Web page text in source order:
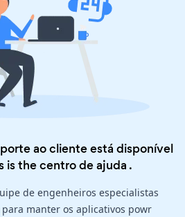
ao cliente está disponível
is thecentro de ajuda .
de engenheiros especialistas
manter os aplicativos powr